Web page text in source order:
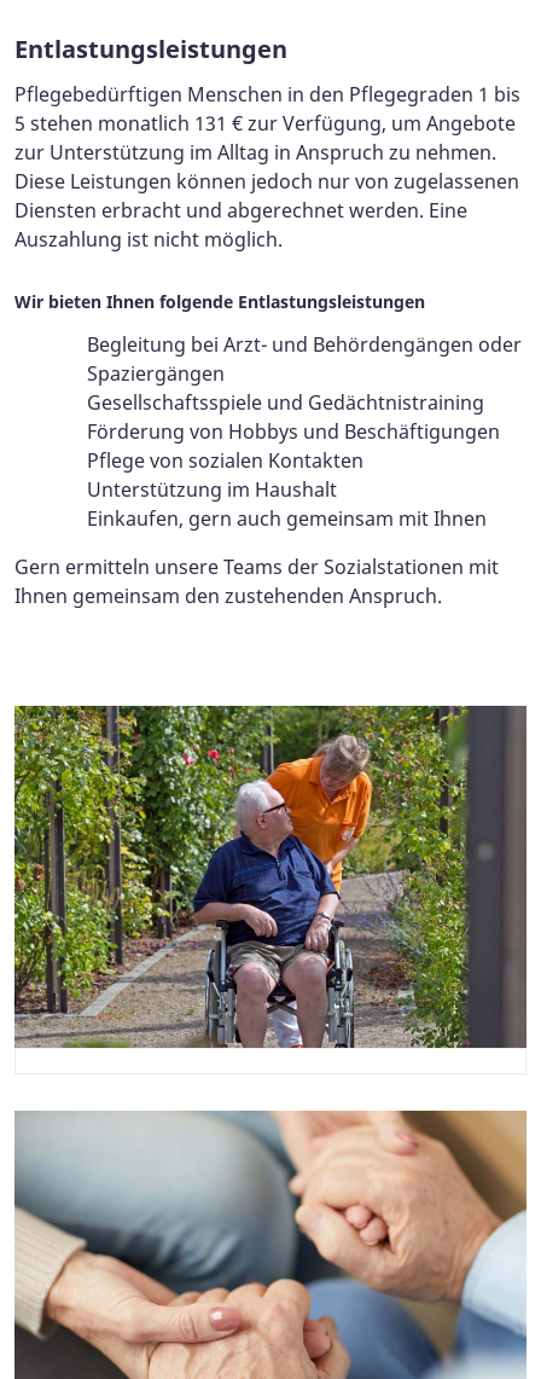
Entlastungsleistungen
Pflegebedürftigen Menschen in den Pflegegraden 1 bis
5 stehen monatlich 131 € zur Verfügung, um Angebote
zur Unterstützung im Alltag in Anspruch zu nehmen.
Diese Leistungen können jedoch nur von zugelassenen
Diensten erbracht und abgerechnet werden. Eine
Auszahlung ist nicht möglich.
Wir bieten Ihnen folgende Entlastungsleistungen
Begleitung bei Arzt- und Behördengängen oder
Spaziergängen
Gesellschaftsspiele und Gedächtnistraining
Förderung von Hobbys und Beschäftigungen
Pflege von sozialen Kontakten
Unterstützung im Haushalt
Einkaufen, gern auch gemeinsam mit Ihnen
Gern ermitteln unsere Teams der Sozialstationen mit
Ihnen gemeinsam den zustehenden Anspruch.